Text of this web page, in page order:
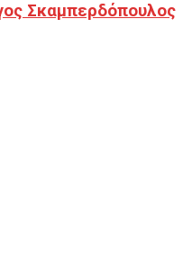
Σκαμπερδόπουλος